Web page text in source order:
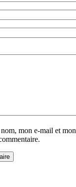
mon e-mail et